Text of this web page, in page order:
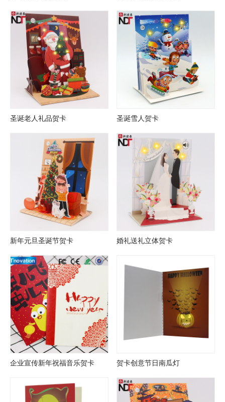
圣诞老人礼品贺卡 圣诞雪人贺卡
新年元旦圣诞节贺卡 婚礼送礼立体贺卡
企业宣传新年祝福音乐贺卡 贺卡创意节日南瓜灯